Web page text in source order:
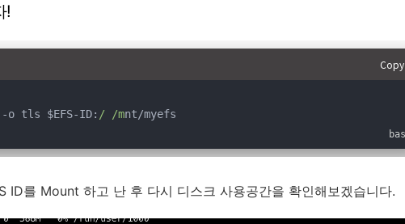
!
Copy
o tls $EFS-ID: / /mnt/myefs
ID를 Mount 하고 난 후 다시 디스크 사용공간을 확인해보겠습니다.